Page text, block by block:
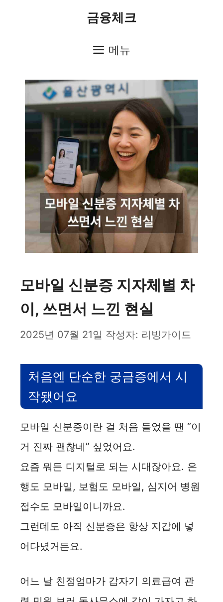
금융체크
메뉴
모바일 신분증 지자체별 차
이, 쓰면서 느낀 현실
2025년 07월 21일 작성자: 리빙가이드
처음엔 단순한 궁금증에서 시
작됐어요
모바일 신분증이란 걸 처음 들었을 땐 “이
거 진짜 괜찮네” 싶었어요.
요즘 뭐든 디지털로 되는 시대잖아요. 은
행도 모바일, 보험도 모바일, 심지어 병원
접수도 모바일이니까요.
그런데도 아직 신분증은 항상 지갑에 넣
어다녔거든요.
어느 날 친정엄마가 갑자기 의료급여 관